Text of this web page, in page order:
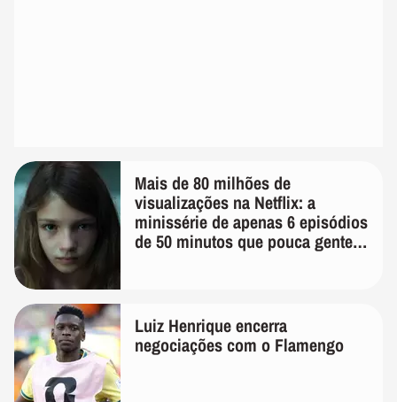
Mais de 80 milhões de
visualizações na Netflix: a
minissérie de apenas 6 episódios
de 50 minutos que pouca gente
Luiz Henrique encerra
negociações com o Flamengo